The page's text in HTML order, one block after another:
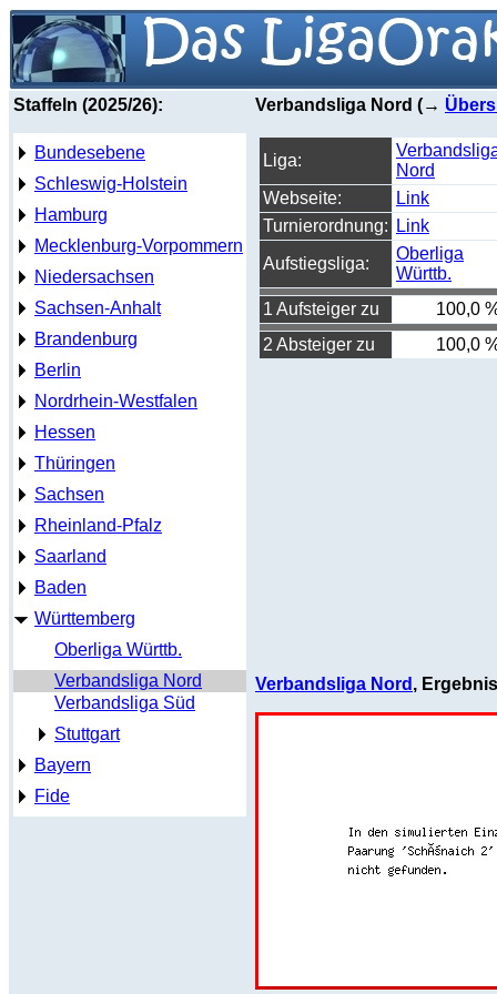
Staffeln (2025/26):
Bundesebene
Schleswig-Holstein
Hamburg
Mecklenburg-Vorpommern
Niedersachsen
Sachsen-Anhalt
Brandenburg
Berlin
Nordrhein-Westfalen
Hessen
Thüringen
Sachsen
Rheinland-Pfalz
Saarland
Baden
Württemberg
Oberliga Württb.
Verbandsliga Nord
Verbandsliga Süd
Stuttgart
Bayern
Fide
Verbandsliga Nord (→
Liga:
Nord
Webseite:
Link
Turnierordnung:
Link
Aufstiegsliga:
Oberliga
Württb.
1 Aufsteiger zu
100,0
2 Absteiger zu
100,0
Verbandsliga Nord ,